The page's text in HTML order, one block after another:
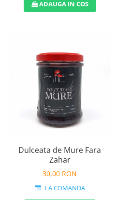
ADAUGA IN COS
Dulceata de Mure Fara
Zahar
30,00 RON
LA COMANDA